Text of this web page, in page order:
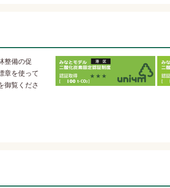
整備の促
章を使って
御覧くださ